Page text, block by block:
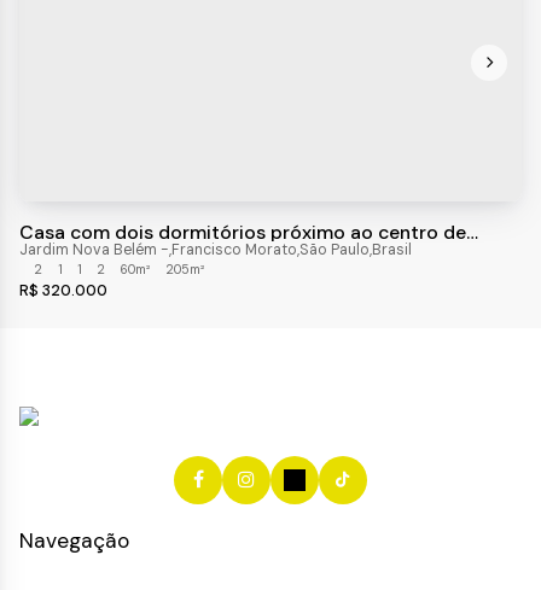
Casa com dois dormitórios próximo ao centro de
Francisco Morato.
R$ 320.000
Jardim Nova Belém ,Francisco Morato,São Paulo,Brasil
2 1 1 2 60m² 205m²
Navegação